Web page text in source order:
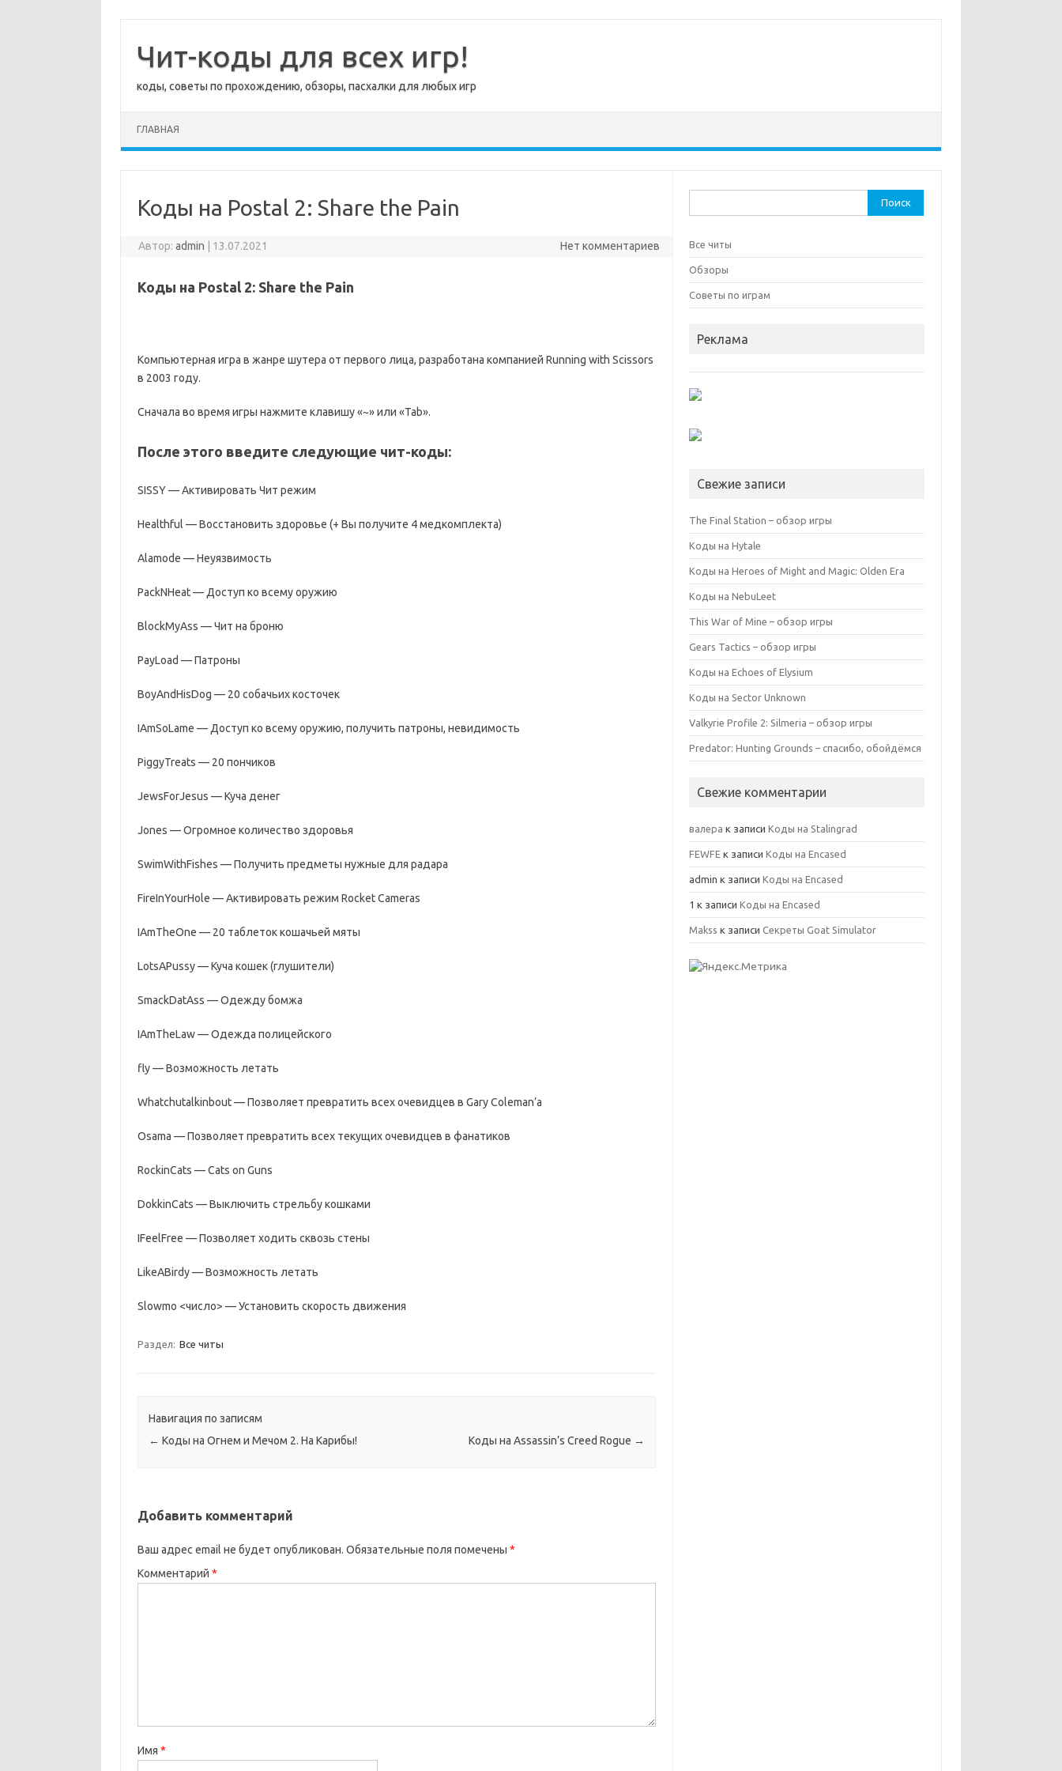
содержимому
Чит-коды для всех игр!
коды, советы по прохождению, обзоры, пасхалки для любых игр
ГЛАВНАЯ
Коды на Postal 2: Share the Pain
Автор:admin 13.07.2021 Нет комментариев
Коды на Postal 2: Share the Pain
Компьютерная игра в жанре шутера от первого лица, разработана компанией Running with Scissors
в 2003 году.
Сначала во время игры нажмите клавишу «~» или «Tab».
После этого введите следующие чит-коды:
SISSY — Активировать Чит режим
Healthful — Восстановить здоровье (+ Вы получите 4 медкомплекта)
Alamode — Неуязвимость
PackNHeat — Доступ ко всему оружию
BlockMyAss — Чит на броню
PayLoad — Патроны
BoyAndHisDog — 20 собачьих косточек
IAmSoLame — Доступ ко всему оружию, получить патроны, невидимость
PiggyTreats — 20 пончиков
JewsForJesus — Куча денег
Jones — Огромное количество здоровья
SwimWithFishes — Получить предметы нужные для радара
FireInYourHole — Активировать режим Rocket Cameras
IAmTheOne — 20 таблеток кошачьей мяты
LotsAPussy — Куча кошек (глушители)
SmackDatAss — Одежду бомжа
IAmTheLaw — Одежда полицейского
fly — Возможность летать
Whatchutalkinbout — Позволяет превратить всех очевидцев в Gary Coleman’а
Osama — Позволяет превратить всех текущих очевидцев в фанатиков
RockinCats — Cats on Guns
DokkinCats — Выключить стрельбу кошками
IFeelFree — Позволяет ходить сквозь стены
LikeABirdy — Возможность летать
Slowmo <число> — Установить скорость движения
Раздел: Все читы
Навигация по записям
← Коды на Огнем и Мечом 2. На Карибы! Коды на Assassin’s Creed Rogue →
Добавить комментарий
Ваш адрес email не будет опубликован. Обязательные поля помечены *
Комментарий *
Имя *
Все читы
Обзоры
Советы по играм
Реклама
Свежие записи
The Final Station – обзор игры
Коды на Hytale
Коды на Heroes of Might and Magic: Olden Era
Коды на NebuLeet
This War of Mine – обзор игры
Gears Tactics – обзор игры
Коды на Echoes of Elysium
Коды на Sector Unknown
Valkyrie Profile 2: Silmeria – обзор игры
Predator: Hunting Grounds – спасибо, обойдёмся
Свежие комментарии
валера к записиКоды на Stalingrad
FEWFE к записиКоды на Encased
admin к записиКоды на Encased
1 к записиКоды на Encased
Makss к записиСекреты Goat Simulator